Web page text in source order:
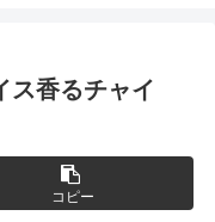
ス香るチャイ
コピー